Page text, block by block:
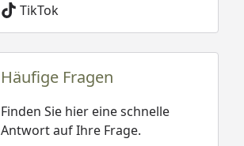
TikTok
Häufige Fragen
Finden Sie hier eine schnelle
Antwort auf Ihre Frage.